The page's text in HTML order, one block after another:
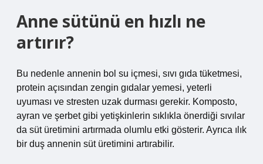
Anne sütünü en hızlı ne
artırır?
Bu nedenle annenin bol su içmesi, sıvı gıda tüketmesi,
protein açısından zengin gıdalar yemesi, yeterli
uyuması ve stresten uzak durması gerekir. Komposto,
ayran ve şerbet gibi yetişkinlerin sıklıkla önerdiği sıvılar
da süt üretimini artırmada olumlu etki gösterir. Ayrıca ılık
bir duş annenin süt üretimini artırabilir.